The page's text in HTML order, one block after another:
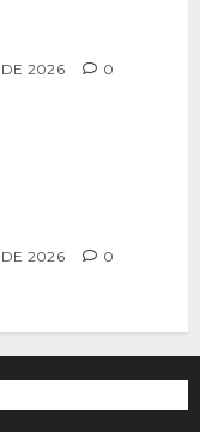
2026 0
2026 0